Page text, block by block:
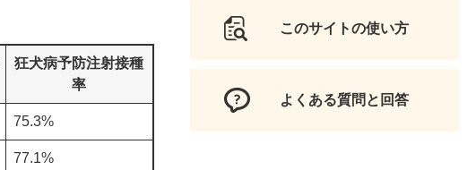
狂犬病予防注射接種
率
75.3%
77.1%
このサイトの使い方
よくある質問と回答